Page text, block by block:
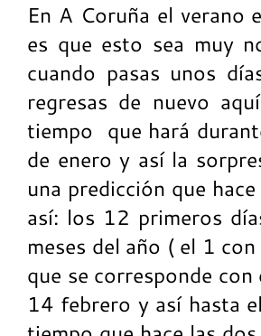
En A Coruña el verano
es que esto sea muy
cuando pasas unos
regresas de nuevo
tiempo que hará
de enero y así la
una predicción que
así: los 12 primeros
meses del año ( el 1
que se corresponde
14 febrero y así hasta